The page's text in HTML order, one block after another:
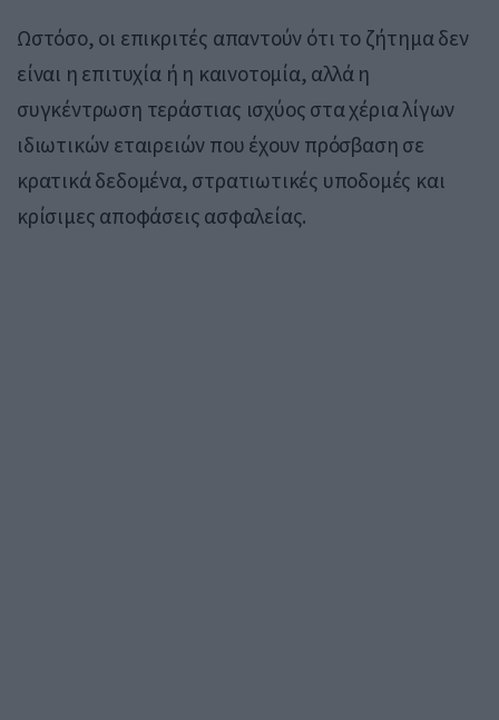
Ωστόσο, οι επικριτές απαντούν ότι το ζήτημα δεν
είναι η επιτυχία ή η καινοτομία, αλλά η
συγκέντρωση τεράστιας ισχύος στα χέρια λίγων
ιδιωτικών εταιρειών που έχουν πρόσβαση σε
κρατικά δεδομένα, στρατιωτικές υποδομές και
κρίσιμες αποφάσεις ασφαλείας.